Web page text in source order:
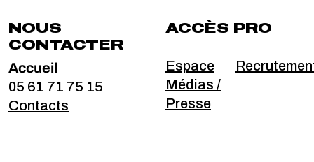
NOUS
CONTACTER
Accueil
05 61 71 75 15
Contacts
ACCÈS PRO
Espace
Médias /
Presse